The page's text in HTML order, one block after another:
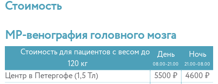
Стоимость
МР-венография головного мозга
Стоимость для пациентов с весом до
120 кг
День
08.00-21.00
Ночь
21.00-08.00
Центр в Петергофе (1,5 Тл) 5500 ₽
4600 ₽